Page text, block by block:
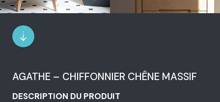
AGATHE – CHIFFONNIER CHÊNE MASSIF
DESCRIPTION DU PRODUIT